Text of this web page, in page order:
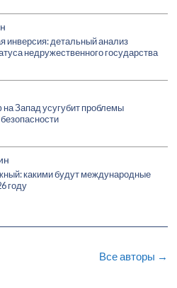
инверсия: детальный анализ
недружественного государства
Запад усугубит проблемы
какими будут международные
году
Все авторы →